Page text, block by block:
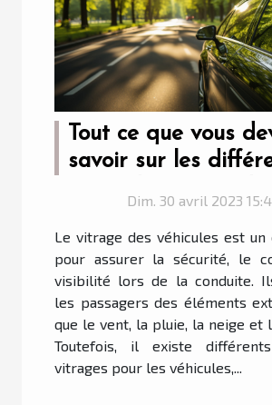
Tout ce que vous
savoir sur les
Dim. 30 avril 2023
Le vitrage des véhicules est
pour assurer la sécurité, le
visibilité lors de la conduite.
les passagers des éléments
que le vent, la pluie, la neige et
Toutefois, il existe
vitrages pour les véhicules,...